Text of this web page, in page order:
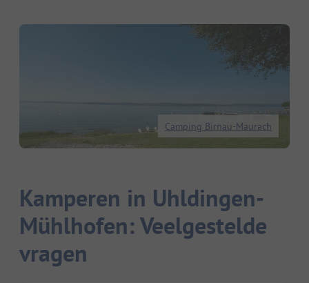
Camping Birnau-Maurach
Kamperen in Uhldingen-
Mühlhofen: Veelgestelde
vragen